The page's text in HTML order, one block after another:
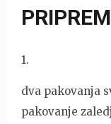
1.
dva pakovanja
pakovanje